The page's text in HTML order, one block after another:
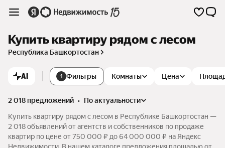
Купить квартиру рядом с лесом
Республика Башкортостан
AI 1 Фильтры Комнаты Цена
2 018 предложений •
по актуальности
Купить квартиру рядом с лесом в Республике Башкортостан —
2 018 объявлений от агентств и собственников по продаже
квартир по цене от 750 000 ₽ до 64 000 000 ₽ на Яндекс